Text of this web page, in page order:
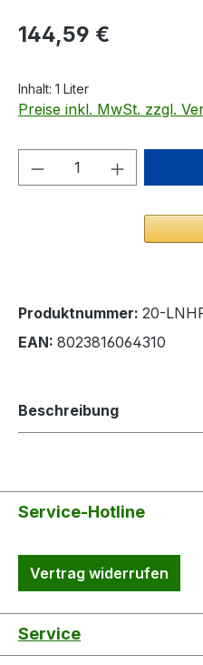
Regulärer Preis:
144,59 €
Inhalt: 1 Liter
Preise inkl. MwSt. zzgl.
Produkt Anzahl:
Produktnummer: 20-
EAN: 8023816064310
Beschreibung
Service-Hotline
Vertrag widerrufen
Service